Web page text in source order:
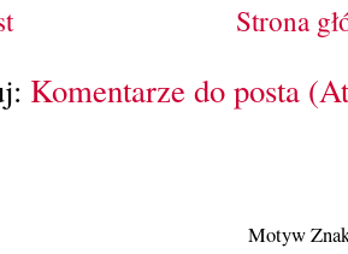
Strona
Komentarze do posta
Motyw